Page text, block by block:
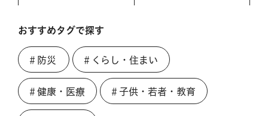
おすすめタグで探す
＃防災 ＃くらし・住まい
＃健康・医療 ＃子供・若者・教育